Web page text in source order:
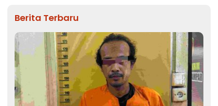
Berita Terbaru